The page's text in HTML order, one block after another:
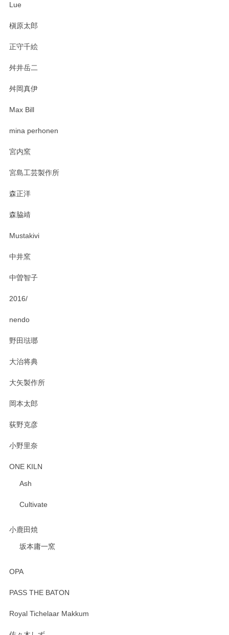
おかけしました。 ありがとうございます。
Lue
槇原太郎
正守千絵
舛井岳二
舛岡真伊
Max Bill
mina perhonen
宮内窯
宮島工芸製作所
森正洋
森脇靖
Mustakivi
中井窯
中曽智子
2016/
nendo
野田琺瑯
大治将典
大矢製作所
岡本太郎
荻野克彦
小野里奈
ONE KILN
Ash
Cultivate
小鹿田焼
坂本庸一窯
OPA
PASS THE BATON
Royal Tichelaar Makkum